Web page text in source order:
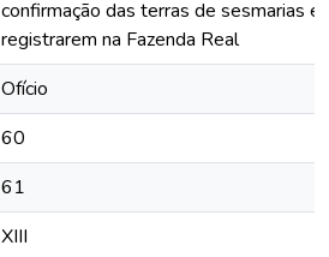
confirmação das terras de sesmarias e
registrarem na Fazenda Real
Ofício
60
61
XIII